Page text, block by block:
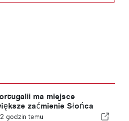
ma miejsce
zaćmienie Słońca
stulecia
godzin temu